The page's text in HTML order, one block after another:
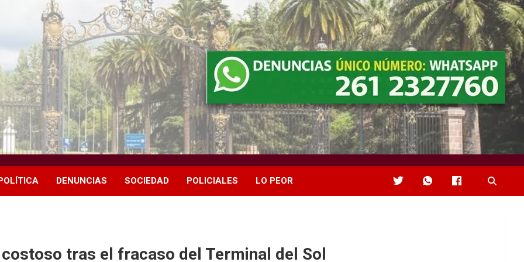
DENUNCIAS SOCIEDAD POLICIALES LO PEOR
tras el fracaso del Terminal del Sol